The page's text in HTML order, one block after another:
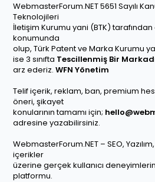
WebmasterForum.NET 5651 Sayılı
Teknolojileri
İletişim Kurumu yani (BTK) tarafından
konumunda
olup, Türk Patent ve Marka Kurumu
ise 3 sınıfta Tescillenmiş Bir
arz ederiz. WFN Yönetim
Telif içerik, reklam, ban, premium
öneri, şikayet
konularının tamamı için;
adresine yazabilirsiniz.
WebmasterForum.NET – SEO,
içerikler
üzerine gerçek kullanıcı
platformu.